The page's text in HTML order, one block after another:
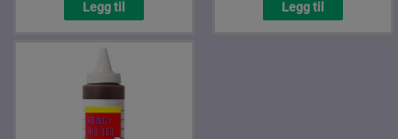
Legg til Legg til